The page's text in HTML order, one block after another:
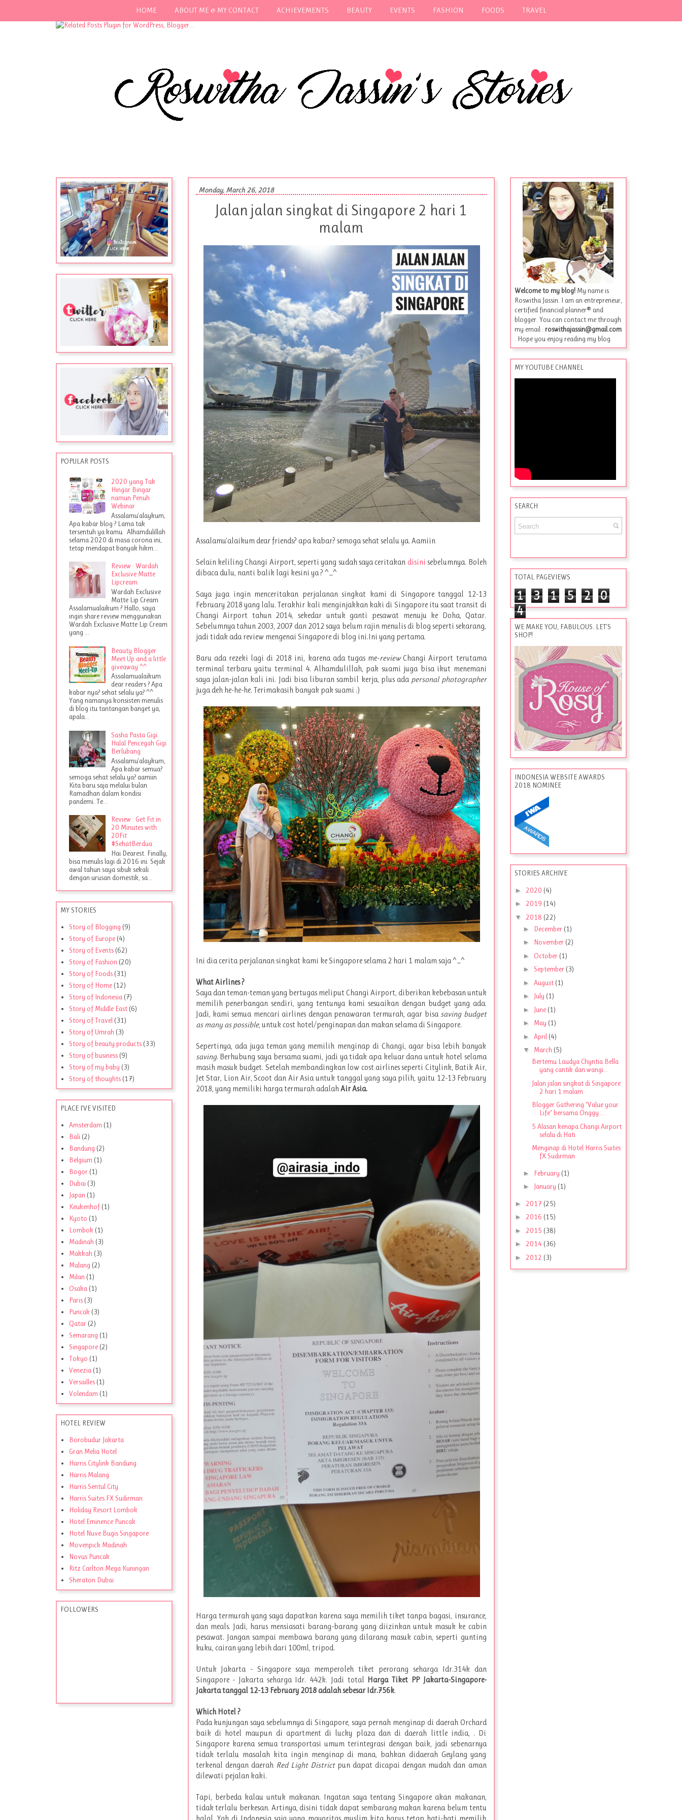
HOME ABOUT ME & MY CONTACT ACHIEVEMENTS BEAUTY EVENTS FASHION FOODS TRAVEL
Monday, March 26, 2018
Jalan jalan singkat di Singapore 2 hari 1
malam
Assalamu'alaikum dear friends? apa kabar? semoga sehat selalu ya. Aamiin
Selain keliling Changi Airport, seperti yang sudah saya ceritakan disini sebelumnya. Boleh
dibaca dulu, nanti balik lagi kesini ya ? ^_^
Saya juga ingin menceritakan perjalanan singkat kami di Singapore tanggal 12-13
February 2018 yang lalu. Terakhir kali menginjakkan kaki di Singapore itu saat transit di
Changi Airport tahun 2014, sekedar untuk ganti pesawat menuju ke Doha, Qatar.
Sebelumnya tahun 2003, 2007 dan 2012 saya belum rajin menulis di blog seperti sekarang,
jadi tidak ada review mengenai Singapore di blog ini.Ini yang pertama.
Baru ada rezeki lagi di 2018 ini, karena ada tugas me-reviewChangi Airport terutama
terminal terbaru yaitu terminal 4. Alhamdulillah, pak suami juga bisa ikut menemani
saya jalan-jalan kali ini. Jadi bisa liburan sambil kerja, plus ada personal photographer
juga deh he-he-he. Terimakasih banyak pak suami :)
Ini dia cerita perjalanan singkat kami ke Singapore selama 2 hari 1 malam saja ^_^
What Airlines ?
Saya dan teman-teman yang bertugas meliput Changi Airport, diberikan kebebasan untuk
memilih penerbangan sendiri, yang tentunya kami sesuaikan dengan budget yang ada.
Jadi, kami semua mencari airlines dengan penawaran termurah, agar bisa saving budget
as many as possible, untuk cost hotel/penginapan dan makan selama di Singapore.
Sepertinya, ada juga teman yang memilih menginap di Changi, agar bisa lebih banyak
saving. Berhubung saya bersama suami, jadi ya tidak apa keluar dana untuk hotel selama
masih masuk budget. Setelah membandingkan low cost airlines seperti Citylink, Batik Air,
Jet Star, Lion Air, Scoot dan Air Asia untuk tanggal yang saya pilih, yaitu 12-13 February
2018, yang memiliki harga termurah adalahAir Asia.
Harga termurah yang saya dapatkan karena saya memilih tiket tanpa bagasi, insurance,
dan meals. Jadi, harus mensiasati barang-barang yang diizinkan untuk masuk ke cabin
pesawat. Jangan sampai membawa barang yang dilarang masuk cabin, seperti gunting
kuku, cairan yang lebih dari 100ml, tripod.
Untuk Jakarta - Singapore saya memperoleh tiket perorang seharga Idr.314k dan
Singapore - Jakarta seharga Idr. 442k. Jadi total Harga Tiket PP Jakarta-Singapore-
Jakarta tanggal 12-13 February 2018 adalah sebesar Idr.756k.
Which Hotel ?
Pada kunjungan saya sebelumnya di Singapore, saya pernah menginap di daerah Orchard
baik di hotel maupun di apartment di lucky plaza dan di daerah little india, . Di
Singapore karena semua transportasi umum terintegrasi dengan baik, jadi sebenarnya
tidak terlalu masalah kita ingin menginap di mana, bahkan didaerah Geylang yang
terkenal dengan daerah Red Light Districtpun dapat dicapai dengan mudah dan aman
dilewati pejalan kaki.
Tapi, berbeda kalau untuk makanan. Ingatan saya tentang Singapore akan makanan,
tidak terlalu berkesan. Artinya, disini tidak dapat sembarang makan karena belum tentu
POPULAR POSTS
2020 yang Tak
Hingar Bingar
namun Penuh
Webinar
Assalamu'alaykum,
Apa kabar blog ? Lama tak
tersentuh ya kamu. Alhamdulillah
selama 2020 di masa corona ini,
tetap mendapat banyak hikm...
Review : Wardah
Exclusive Matte
Lipcream
Wardah Exclusive
Matte Lip Cream
Assalamualaikum ? Hallo, saya
ingin share review menggunakan
Wardah Exclusive Matte Lip Cream
yang ...
Beauty Blogger
Meet Up and a little
giveaway ^^
Assalamualaikum
dear readers ? Apa
kabar nya? sehat selalu ya? ^^
Yang namanya konsisten menulis
di blog itu tantangan banget ya,
apala...
Sasha Pasta Gigi
Halal Pencegah Gigi
Berlubang
Assalamu'alaykum,
Apa kabar semua?
semoga sehat selalu ya? aamiin
Kita baru saja melalui bulan
Ramadhan dalam kondisi
pandemi. Te...
Review : Get Fit in
20 Minutes with
20Fit
#SehatBerdua
Hai Dearest. Finally,
bisa menulis lagi di 2016 ini. Sejak
awal tahun saya sibuk sekali
dengan urusan domestik, sa...
MY STORIES
Story of Blogging (9)
Story of Europe (4)
Story of Events (62)
Story of Fashion (20)
Story of Foods (31)
Story of Home (12)
Story of Indonesia (7)
Story of Middle East (6)
Story of Travel (31)
Story of Umrah (3)
Story of beauty products (33)
Story of business (9)
Story of my baby (3)
Story of thoughts (17)
PLACE I'VE VISITED
Amsterdam (1)
Bali (2)
Bandung (2)
Belgium (1)
Bogor (1)
Dubai (3)
Japan (1)
Keukenhof (1)
Kyoto (1)
Lombok (1)
Madinah (3)
Makkah (3)
Malang (2)
Milan (1)
Osaka (1)
Paris (3)
Puncak (3)
Qatar (2)
Semarang (1)
Singapore (2)
Tokyo (1)
Venezia (1)
Versailles (1)
Volendam (1)
HOTEL REVIEW
Borobudur Jakarta
Gran Melia Hotel
Harris Citylink Bandung
Harris Malang
Harris Sentul City
Harris Suites FX Sudirman
Holiday Resort Lombok
Hotel Eminence Puncak
Hotel Nuve Bugis Singapore
Movenpick Madinah
Novus Puncak
Ritz Carlton Mega Kuningan
Sheraton Dubai
FOLLOWERS
Welcome to my blog!My name is
Roswitha Jassin. I am an entrepreneur,
certified financial planner® and
blogger. You can contact me through
my email : roswithajassin@gmail.com
. Hope you enjoy reading my blog.
MY YOUTUBE CHANNEL
SEARCH
TOTAL PAGEVIEWS
1 3 1 5 2
0
4
WE MAKE YOU, FABULOUS. LET'S
SHOP!
INDONESIA WEBSITE AWARDS
2018 NOMINEE
STORIES ARCHIVE
► 2020 (4)
► 2019 (14)
▼ 2018 (22)
►
December (1)
►
November (2)
► October (1)
►September (3)
►August (1)
►
July (1)
►
June (1)
► May (1)
►April (4)
▼ March (5)
Bertemu Laudya Chyntia Bella
yang cantik dan wangi...
Jalan jalan singkat di Singapore
2 hari 1 malam
Blogger Gathering "Value your
Life" bersama Onggy ...
5 Alasan kenapa Changi Airport
selalu di Hati
Menginap di Hotel Harris Suites
fX Sudirman
► February (1)
►
January (1)
► 2017 (25)
► 2016 (15)
► 2015 (38)
► 2014 (36)
► 2012 (3)